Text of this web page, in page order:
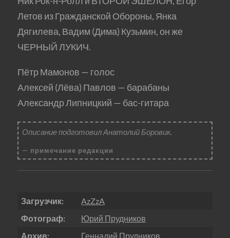
Летов из Гражданской Обороны, Янка
Дягилева, Вадим (Дима) Кузьмин, он же
ЧЕРНЫЙ ЛУКИЧ.
Пётр Мамонов — голос
Алексей (Лёва) Павлов — барабаны
Александр Липницкий — бас-гитара
Описание подготовил Анатолий Боровик.
примечание редакции
Загрузчик:
AzZzA
Фотограф:
Юрий Прудников
Архив:
Геннадий Прудников